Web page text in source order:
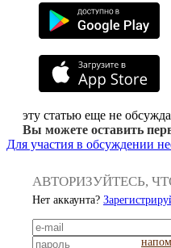
эту статью еще не
Вы можете оставить
Для участия в обсуждении
АВТОРИЗУЙТЕСЬ,
Нет аккаунта?